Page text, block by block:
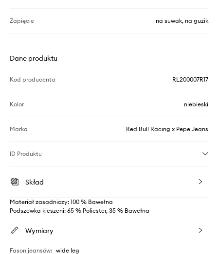
Zapięcie na suwak, na guzik
Dane produktu
Kod producenta RL200007R17
Kolor niebieski
Marka Red Bull Racing x Pepe Jeans
ID Produktu
Skład
Materiał zasadniczy: 100 % Bawełna
Podszewka kieszeni: 65 % Poliester, 35 % Bawełna
Wymiary
Fason jeansów: wide leg